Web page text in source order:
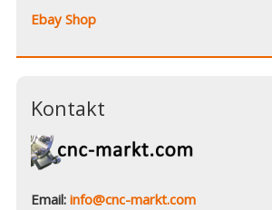
Ebay Shop
Kontakt
Email:info@cnc-markt.com